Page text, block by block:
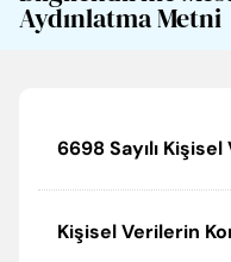
Ödüllerimiz
Tarihçe
E.C.A. Hizmetleri
EKB/EVD Hizmetleri
Sık Sorulan Sorular
Garanti Koşulları
İletişim Bilgileri
İnsan Kaynakları
Aydınlatma Metni
6698 Sayılı
Kişisel Verilerin